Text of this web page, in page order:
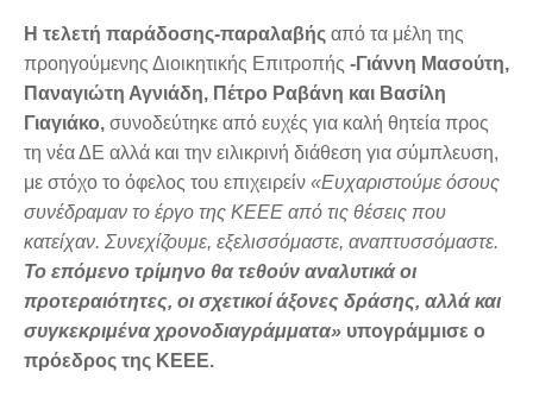
Η τελετή παράδοσης-παραλαβής από τα μέλη της
προηγούμενης Διοικητικής Επιτροπής -Γιάννη Μασούτη,
Παναγιώτη Αγνιάδη, Πέτρο Ραβάνη και Βασίλη
Γιαγιάκο, συνοδεύτηκε από ευχές για καλή θητεία προς
τη νέα ΔΕ αλλά και την ειλικρινή διάθεση για σύμπλευση,
με στόχο το όφελος του επιχειρείν «Ευχαριστούμε όσους
συνέδραμαν το έργο της ΚΕΕΕ από τις θέσεις που
κατείχαν. Συνεχίζουμε, εξελισσόμαστε, αναπτυσσόμαστε.
Το επόμενο τρίμηνο θα τεθούν αναλυτικά οι
προτεραιότητες, οι σχετικοί άξονες δράσης, αλλά και
συγκεκριμένα χρονοδιαγράμματα» υπογράμμισε ο
πρόεδρος της ΚΕΕΕ.